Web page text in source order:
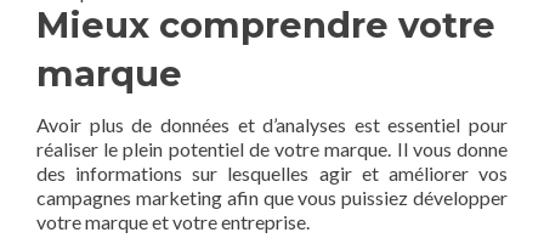
Mieux comprendre votre
marque
Avoir plus de données et d’analyses est essentiel pour
réaliser le plein potentiel de votre marque. Il vous donne
des informations sur lesquelles agir et améliorer vos
campagnes marketing afin que vous puissiez développer
votre marque et votre entreprise.